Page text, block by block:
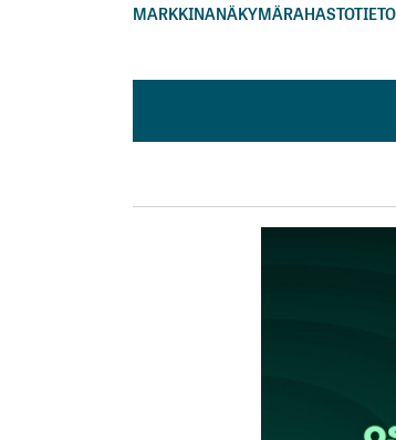
MARKKINANÄKYMÄ